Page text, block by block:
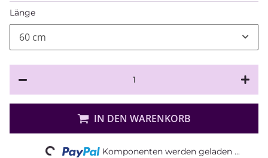
Länge
60 cm
IN DEN WARENKORB
Loading... Komponenten werden geladen ...